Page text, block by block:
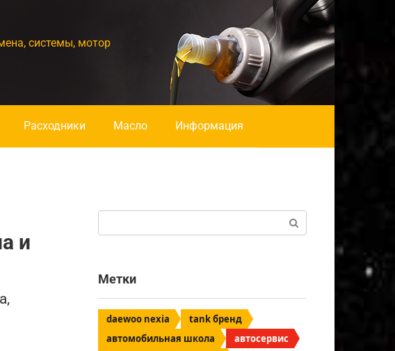
системы, мотор
Расходники Масло Информация
и
Метки
daewoo nexia
tank бренд
автомобильная школа
автосервис